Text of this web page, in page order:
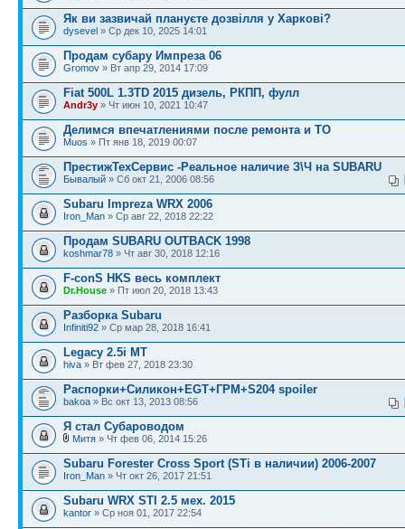
Як ви зазвичай плануєте дозвілля у Харкові?
dysevel » Ср дек 10, 2025 14:01
Продам субару Импреза 06
Gromov » Вт апр 29, 2014 17:09
Fiat 500L 1.3TD 2015 дизель, РКПП, фулл
Andr3y » Чт июн 10, 2021 10:47
Делимся впечатлениями после ремонта и ТО
Muos » Пт янв 18, 2019 00:07
ПрестижТехСервис -Реальное наличие З\Ч на SUBARU
Бывалый » Сб окт 21, 2006 08:56
Subaru Impreza WRX 2006
Iron_Man » Ср авг 22, 2018 22:22
Продам SUBARU OUTBACK 1998
koshmar78 » Чт авг 30, 2018 12:16
F-conS HKS весь комплект
Dr.House » Пт июл 20, 2018 13:43
Разборка Subaru
Infiniti92 » Ср мар 28, 2018 16:41
Legacy 2.5i MT
hiva » Вт фев 27, 2018 23:30
Распорки+Силикон+EGT+ГРМ+S204 spoiler
bakoa » Вс окт 13, 2013 08:56
Я стал Субароводом
Митя » Чт фев 06, 2014 15:26
Subaru Forester Cross Sport (STi в наличии) 2006-2007
Iron_Man » Чт окт 26, 2017 21:51
Subaru WRX STI 2.5 мех. 2015
kantor » Ср ноя 01, 2017 22:54